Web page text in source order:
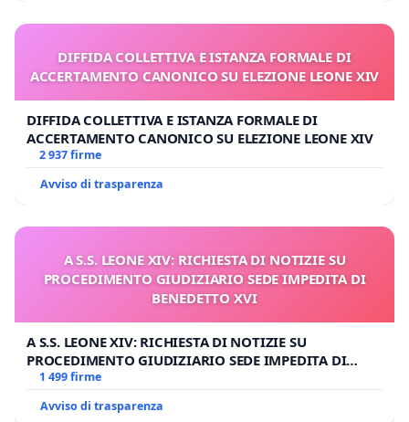
DIFFIDA COLLETTIVA E ISTANZA FORMALE DI
ACCERTAMENTO CANONICO SU ELEZIONE LEONE XIV
DIFFIDA COLLETTIVA E ISTANZA FORMALE DI
ACCERTAMENTO CANONICO SU ELEZIONE LEONE XIV
2 937 firme
Avviso di trasparenza
A S.S. LEONE XIV: RICHIESTA DI NOTIZIE SU
PROCEDIMENTO GIUDIZIARIO SEDE IMPEDITA DI
BENEDETTO XVI
A S.S. LEONE XIV: RICHIESTA DI NOTIZIE SU
PROCEDIMENTO GIUDIZIARIO SEDE IMPEDITA DI
BENEDETTO XVI
1 499 firme
Avviso di trasparenza